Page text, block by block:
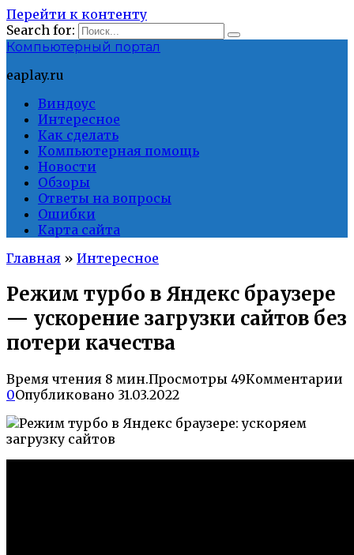
Перейти к контенту
Search for:
Компьютерный портал
eaplay.ru
Виндоус
Интересное
Как сделать
Компьютерная помощь
Новости
Обзоры
Ответы на вопросы
Ошибки
Карта сайта
Главная » Интересное
Режим турбо в Яндекс браузере
— ускорение загрузки сайтов без
потери качества
Время чтения 8 мин.Просмотры 49Комментарии
0Опубликовано 31.03.2022